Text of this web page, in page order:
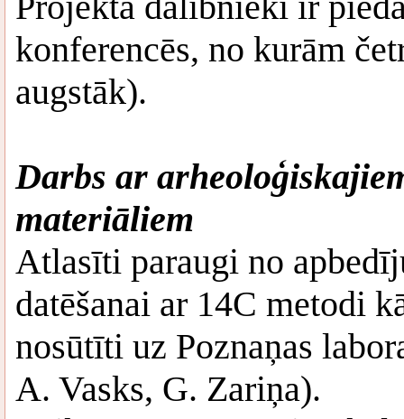
konferencēs, no kurām
augstāk).
Darbs ar
materiāliem
Atlasīti paraugi no
datēšanai ar 14C metodi
nosūtīti uz Poznaņas
A. Vasks, G. Zariņa).